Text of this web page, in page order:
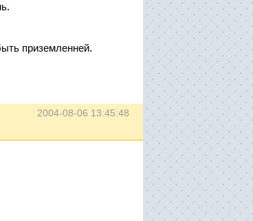
приземленней.
2004-08-06 13:45:48